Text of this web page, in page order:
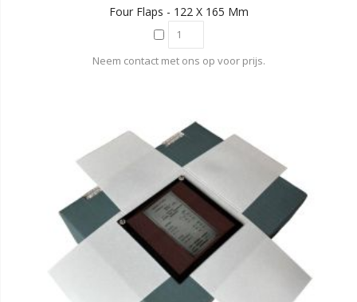
Four Flaps - 122 X 165 Mm
Neem contact met ons op voor prijs.